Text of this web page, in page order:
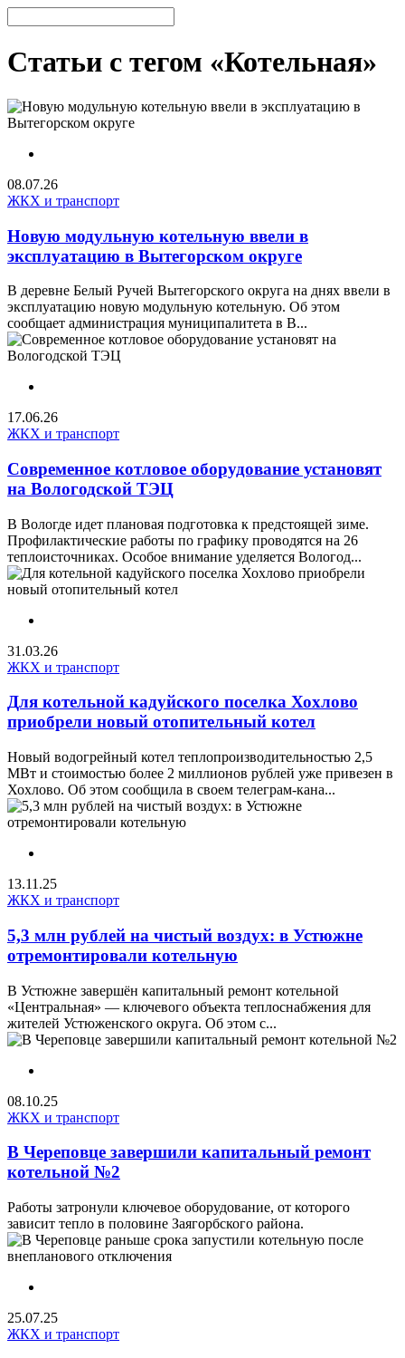
Статьи с тегом «Котельная»
08.07.26
ЖКХ и транспорт
Новую модульную котельную ввели в
эксплуатацию в Вытегорском округе
В деревне Белый Ручей Вытегорского округа на днях ввели в
эксплуатацию новую модульную котельную. Об этом
сообщает администрация муниципалитета в В...
17.06.26
ЖКХ и транспорт
Современное котловое оборудование установят
на Вологодской ТЭЦ
В Вологде идет плановая подготовка к предстоящей зиме.
Профилактические работы по графику проводятся на 26
теплоисточниках. Особое внимание уделяется Вологод...
31.03.26
ЖКХ и транспорт
Для котельной кадуйского поселка Хохлово
приобрели новый отопительный котел
Новый водогрейный котел теплопроизводительностью 2,5
МВт и стоимостью более 2 миллионов рублей уже привезен в
Хохлово. Об этом сообщила в своем телеграм-кана...
13.11.25
ЖКХ и транспорт
5,3 млн рублей на чистый воздух: в Устюжне
отремонтировали котельную
В Устюжне завершён капитальный ремонт котельной
«Центральная» — ключевого объекта теплоснабжения для
жителей Устюженского округа. Об этом с...
08.10.25
ЖКХ и транспорт
В Череповце завершили капитальный ремонт
котельной №2
Работы затронули ключевое оборудование, от которого
зависит тепло в половине Заягорбского района.
25.07.25
ЖКХ и транспорт